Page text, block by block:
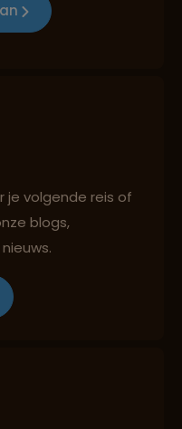
reisadvies
je volgende reis of
blogs,